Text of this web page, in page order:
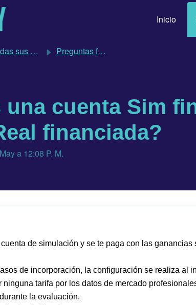
Inicio
sobre TradeDay respondidas Preguntas frecuentes sobre comerciantes financiados
una cuenta Sim
financiada?
a 12:08 P. M.
de simulación y se te paga con las
de incorporación, la configuración se realiza al
ninguna tarifa por los datos de mercado
la evaluación.